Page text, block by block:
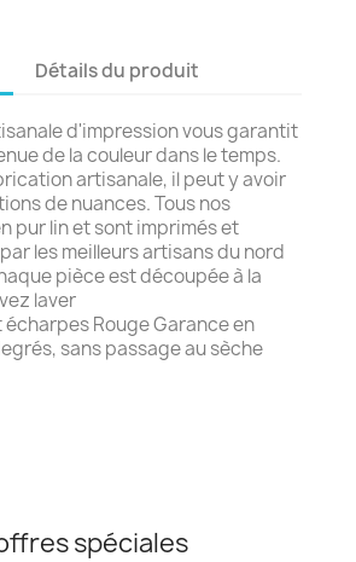
Détails du produit
d'impression vous garantit
de la couleur dans le temps.
artisanale, il peut y avoir
de nuances. Tous nos
pur lin et sont imprimés et
les meilleurs artisans du nord
pièce est découpée à la
laver
Rouge Garance en
sans passage au sèche
spéciales